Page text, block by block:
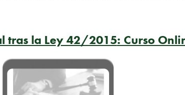
tras la Ley 42/2015: Curso